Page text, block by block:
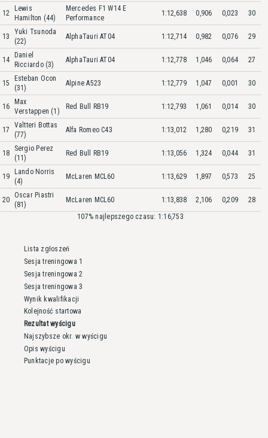
12
Lewis
Hamilton (44)
Mercedes F1 W14 E
Performance
1:12,638 0,906 0,023 30
13
Yuki Tsunoda
(22)
AlphaTauri AT04 1:12,714 0,982 0,076 29
14
Daniel
Ricciardo (3)
AlphaTauri AT04 1:12,778 1,046 0,064 27
15
Esteban Ocon
(31)
Alpine A523 1:12,779 1,047 0,001 30
16
Max
Verstappen (1)
Red Bull RB19 1:12,793 1,061 0,014 30
17
Valtteri Bottas
(77)
Alfa Romeo C43 1:13,012 1,280 0,219 31
18
Sergio Perez
(11)
Red Bull RB19 1:13,056 1,324 0,044 31
19
Lando Norris
(4)
McLaren MCL60 1:13,629 1,897 0,573 25
20
Oscar Piastri
(81)
McLaren MCL60 1:13,838 2,106 0,209
28
107% najlepszego czasu: 1:16,753
Lista zgłoszeń
Sesja treningowa 1
Sesja treningowa 2
Sesja treningowa 3
Wynik kwalifikacji
Kolejność startowa
Rezultat wyścigu
Najszybsze okr. w wyścigu
Opis wyścigu
Punktacje po wyścigu